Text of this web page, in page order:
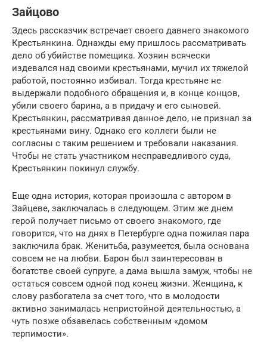
Зайцово
Здесь рассказчик встречает своего давнего знакомого
Крестьянкина. Однажды ему пришлось рассматривать
дело об убийстве помещика. Хозяин всячески
издевался над своими крестьянами, мучил их тяжелой
работой, постоянно избивал. Тогда крестьяне не
выдержали подобного обращения и, в конце концов,
убили своего барина, а в придачу и его сыновей.
Крестьянкин, рассматривая данное дело, не признал за
крестьянами вину. Однако его коллеги были не
согласны с таким решением и требовали наказания.
Чтобы не стать участником несправедливого суда,
Крестьянкин покинул службу.
Еще одна история, которая произошла с автором в
Зайцеве, заключалась в следующем. Этим же днем
герой получает письмо от своего знакомого, где
говорится, что на днях в Петербурге одна пожилая пара
заключила брак. Женитьба, разумеется, была основана
совсем не на любви. Барон был заинтересован в
богатстве своей супруге, а дама вышла замуж, чтобы не
остаться совсем одной под конец жизни. Женщина, к
слову разбогатела за счет того, что в молодости
активно занималась непристойной деятельностью, а
чуть позже обзавелась собственным «домом
терпимости».